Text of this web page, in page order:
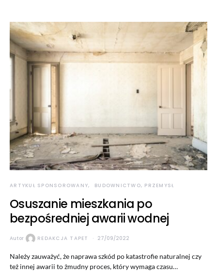
ARTYKUŁ SPONSOROWANY BUDOWNICTWO, PRZEMYSŁ
Osuszanie mieszkania po
bezpośredniej awarii wodnej
Autor REDAKCJA TAPET 27/09/2022
Należy zauważyć, że naprawa szkód po katastrofie naturalnej czy
też innej awarii to żmudny proces, który wymaga czasu…